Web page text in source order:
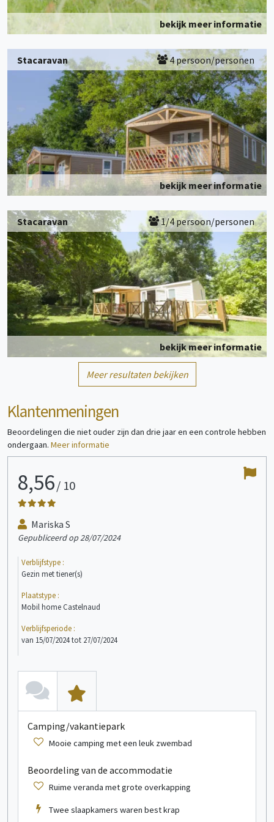
bekijk meer informatie
Stacaravan 4 persoon/personen
bekijk meer informatie
Stacaravan 1/4 persoon/personen
bekijk meer informatie
4 persoon/personen
Stacaravan
Meer resultaten bekijken
Klantenmeningen
Beoordelingen die niet ouder zijn dan drie jaar en een controle hebben
ondergaan. Meer informatie
8,56/ 10
Mariska S
Gepubliceerd op 28/07/2024
Verblijfstype :
Gezin met tiener(s)
Plaatstype :
Mobil home Castelnaud
Verblijfsperiode :
van 15/07/2024 tot 27/07/2024
Camping/vakantiepark
Mooie camping met een leuk zwembad
Beoordeling van de accommodatie
Ruime veranda met grote overkapping
Twee slaapkamers waren best krap